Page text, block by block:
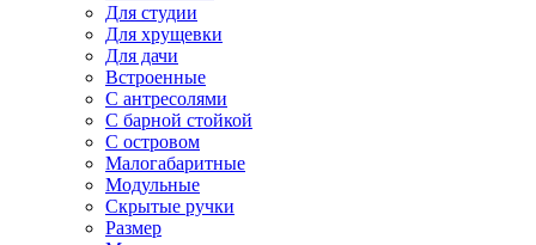
Для студии
Для хрущевки
Для дачи
Встроенные
С антресолями
С барной стойкой
С островом
Малогабаритные
Модульные
Скрытые ручки
Размер